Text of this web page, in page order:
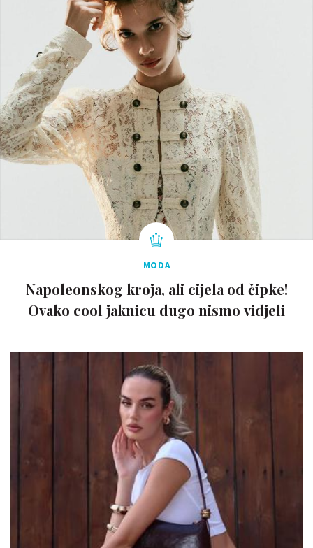
MODA
Napoleonskog kroja, ali cijela od čipke!
Ovako cool jaknicu dugo nismo vidjeli